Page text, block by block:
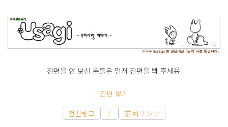
전편을 안 보신 분들은 먼저 전편을 봐 주세용.
전편 보기
전편링크
/ 前回リンク